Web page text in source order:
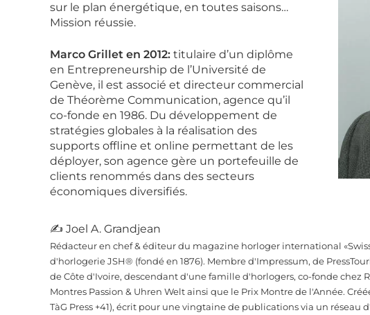
sur le plan énergétique, en toutes saisons…
Mission réussie.
Marco Grillet en 2012: titulaire d’un diplôme
en Entrepreneurship de l’Université de
Genève, il est associé et directeur commercial
de Théorème Communication, agence qu’il
co-fonde en 1986. Du développement de
stratégies globales à la réalisation des
supports offline et online permettant de les
déployer, son agence gère un portefeuille de
clients renommés dans des secteurs
économiques diversifiés.
✍ Joel A. Grandjean
Rédacteur en chef & éditeur du magazine horloger international
d'horlogerie JSH® (fondé en 1876). Membre d'Impressum, de
de Côte d'Ivoire, descendant d'une famille d'horlogers, co-fonde chez
Montres Passion & Uhren Welt ainsi que le Prix Montre de l'Année.
TàG Press +41), écrit pour une vingtaine de publications via un